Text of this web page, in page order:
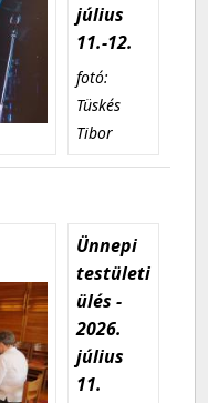
július
11.-12.
fotó:
Tüskés
Tibor
Ünnepi
testületi
ülés -
2026.
július
11.